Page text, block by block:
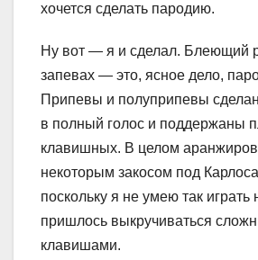
хочется сделать пародию.
Ну вот — я и сделал. Блеющий
запевах — это, ясное дело,
Припевы и полуприпевы
в полный голос и поддержаны
клавишных. В целом
некоторым закосом под
поскольку я не умею так играть
пришлось выкручиваться
клавишами.